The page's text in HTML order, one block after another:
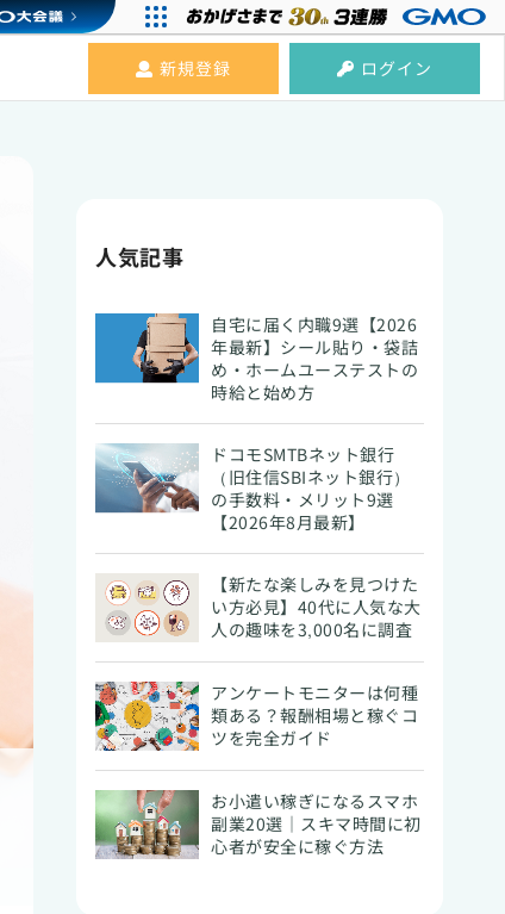
新規登録 ログイン
人気記事
自宅に届く内職9選【2026
年最新】シール貼り・袋詰
め・ホームユーステストの
時給と始め方
ドコモSMTBネット銀行
（旧住信SBIネット銀行）
の手数料・メリット9選
【2026年8月最新】
【新たな楽しみを見つけた
い方必見】40代に人気な大
人の趣味を3,000名に調査
アンケートモニターは何種
類ある？報酬相場と稼ぐコ
ツを完全ガイド
お小遣い稼ぎになるスマホ
副業20選｜スキマ時間に初
心者が安全に稼ぐ方法